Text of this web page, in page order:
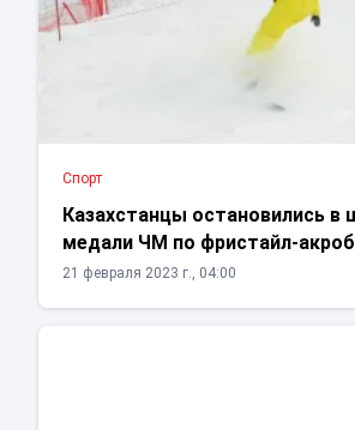
Спорт
Казахстанцы остановились в
медали ЧМ по фристайл-
21 февраля 2023 г., 04:00